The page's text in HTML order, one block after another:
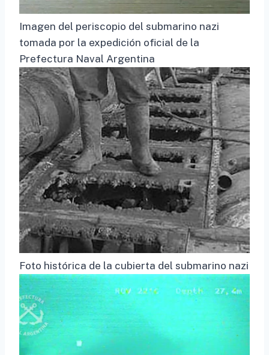
Imagen del periscopio del submarino nazi
tomada por la expedición oficial de la
Prefectura Naval Argentina
Foto histórica de la cubierta del submarino nazi